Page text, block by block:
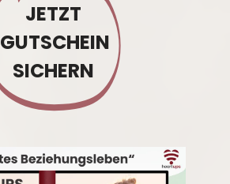
JETZT
GUTSCHEIN
SICHERN